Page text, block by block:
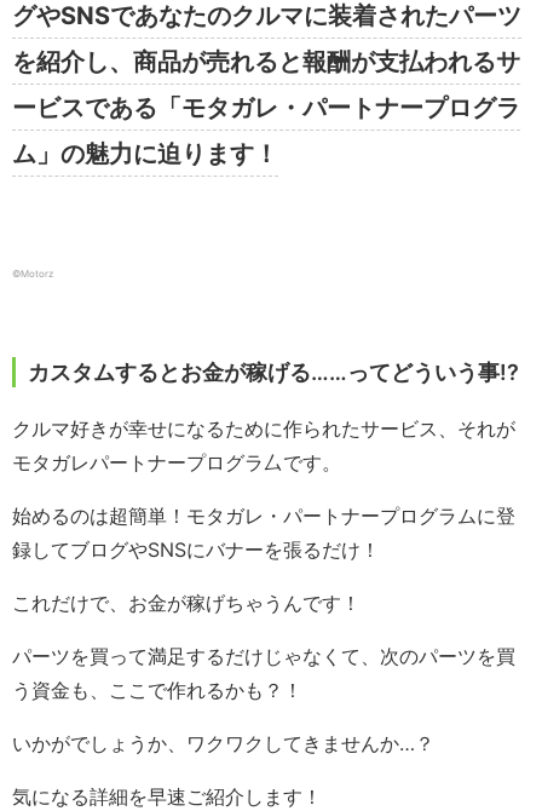
グやSNSであなたのクルマに装着されたパーツ
を紹介し、商品が売れると報酬が支払われるサ
ービスである「モタガレ・パートナープログラ
ム」の魅力に迫ります！
©️Motorz
カスタムするとお金が稼げる……ってどういう事!?
クルマ好きが幸せになるために作られたサービス、それが
モタガレパートナープログラ厶です。
始めるのは超簡単！モタガレ・パートナープログラムに登
録してブログやSNSにバナーを張るだけ！
これだけで、お金が稼げちゃうんです！
パーツを買って満足するだけじゃなくて、次のパーツを買
う資金も、ここで作れるかも？！
いかがでしょうか、ワクワクしてきませんか…？
気になる詳細を早速ご紹介します！